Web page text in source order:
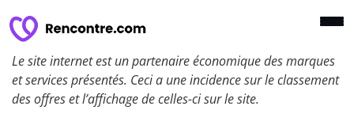
Le site internet est un partenaire économique des marques
et services présentés. Ceci a une incidence sur le classement
des offres et l’affichage de celles-ci sur le site.